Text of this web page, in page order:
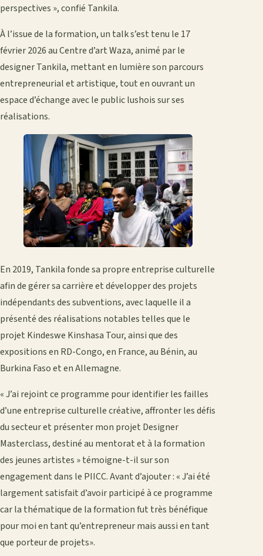
perspectives », confié Tankila.
À l’issue de la formation, un talk s’est tenu le 17
février 2026 au Centre d’art Waza, animé par le
designer Tankila, mettant en lumière son parcours
entrepreneurial et artistique, tout en ouvrant un
espace d’échange avec le public lushois sur ses
réalisations.
En 2019, Tankila fonde sa propre entreprise culturelle
afin de gérer sa carrière et développer des projets
indépendants des subventions, avec laquelle il a
présenté des réalisations notables telles que le
projet Kindeswe Kinshasa Tour, ainsi que des
expositions en RD-Congo, en France, au Bénin, au
Burkina Faso et en Allemagne.
« J’ai rejoint ce programme pour identifier les failles
d’une entreprise culturelle créative, affronter les défis
du secteur et présenter mon projet Designer
Masterclass, destiné au mentorat et à la formation
des jeunes artistes » témoigne-t-il sur son
engagement dans le PIICC. Avant d’ajouter : « J’ai été
largement satisfait d’avoir participé à ce programme
car la thématique de la formation fut très bénéfique
pour moi en tant qu’entrepreneur mais aussi en tant
que porteur de projets».